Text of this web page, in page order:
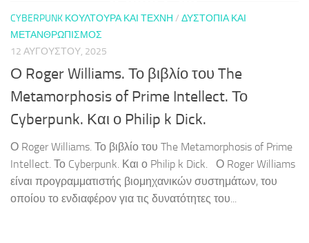
CYBERPUNK ΚΟΥΛΤΟΎΡΑ ΚΑΙ ΤΈΧΝΗ / ΔΥΣΤΟΠΊΑ ΚΑΙ
ΜΕΤΑΝΘΡΩΠΙΣΜΌΣ
12 ΑΥΓΟΎΣΤΟΥ, 2025
Ο Roger Williams. Το βιβλίο του The
Metamorphosis of Prime Intellect. Το
Cyberpunk. Και ο Philip k Dick.
Ο Roger Williams. Το βιβλίο του The Metamorphosis of Prime
Intellect. Το Cyberpunk. Και ο Philip k Dick. Ο Roger Williams
είναι προγραμματιστής βιομηχανικών συστημάτων, του
οποίου το ενδιαφέρον για τις δυνατότητες του...